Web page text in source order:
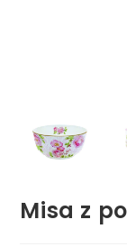
Misa z